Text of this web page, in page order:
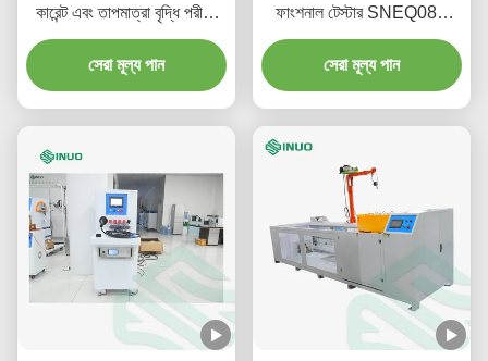
কারেন্ট এবং তাপমাত্রা বৃদ্ধি পরীক্ষা
সিস্টেম ইভি কানেক্টরের জন্য
সেরা মূল্য পান
ফাংশনাল টেস্টার SNEQ08।
IEC 62196-1
সেরা মূল্য পান